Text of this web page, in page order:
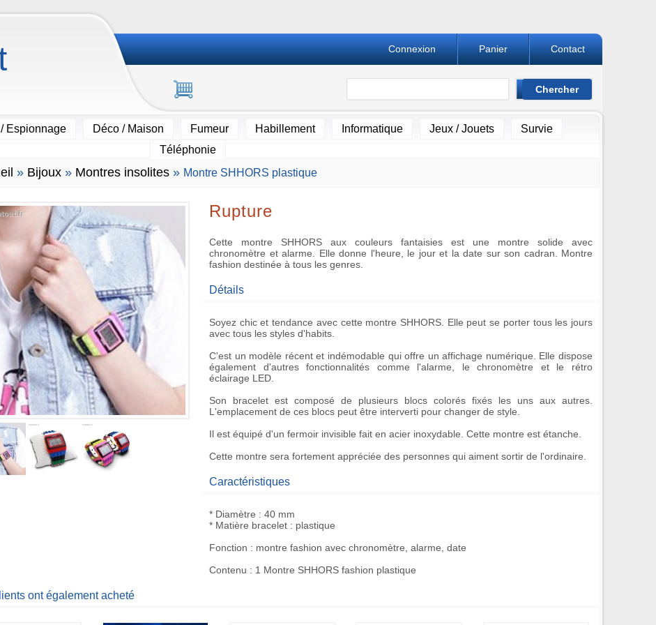
Contact
Panier
Connexion
Espionnage Déco / Maison Fumeur Habillement Informatique Jeux / Jouets
Survie
Téléphonie
» Bijoux » Montres insolites » Montre SHHORS plastique
Rupture
Cette montre SHHORS aux couleurs fantaisies est une montre solide avec
chronomètre et alarme. Elle donne l'heure, le jour et la date sur son cadran. Montre
fashion destinée à tous les genres.
Détails
Soyez chic et tendance avec cette montre SHHORS. Elle peut se porter tous les jours
avec tous les styles d'habits.
C'est un modèle récent et indémodable qui offre un affichage numérique. Elle dispose
également d'autres fonctionnalités comme l'alarme, le chronomètre et le rétro
éclairage LED.
Son bracelet est composé de plusieurs blocs colorés fixés les uns aux autres.
L'emplacement de ces blocs peut être interverti pour changer de style.
Il est équipé d'un fermoir invisible fait en acier inoxydable. Cette montre est étanche.
Cette montre sera fortement appréciée des personnes qui aiment sortir de l'ordinaire.
Caractéristiques
* Diamètre : 40 mm
* Matière bracelet : plastique
Fonction : montre fashion avec chronomètre, alarme, date
Contenu : 1 Montre SHHORS fashion plastique
ont également acheté